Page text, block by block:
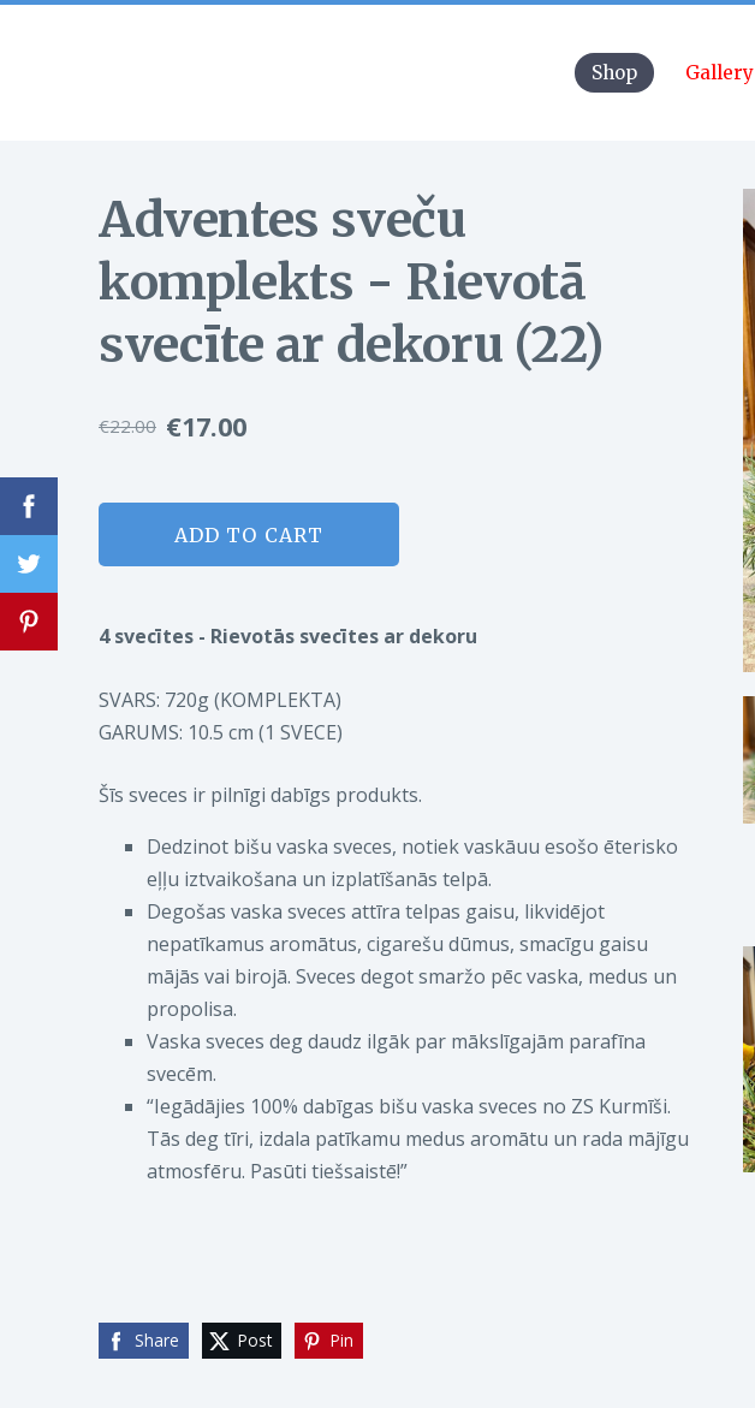
Shop Gallery
Adventes sveču
komplekts - Rievotā
svecīte ar dekoru (22)
€22.00 €17.00
ADD TO CART
4 svecītes - Rievotās svecītes ar dekoru
SVARS: 720g (KOMPLEKTA)
GARUMS: 10.5 cm (1 SVECE)
Šīs sveces ir pilnīgi dabīgs produkts.
Dedzinot bišu vaska sveces, notiek vaskāuu esošo ēterisko
eļļu iztvaikošana un izplatīšanās telpā.
Degošas vaska sveces attīra telpas gaisu, likvidējot
nepatīkamus aromātus, cigarešu dūmus, smacīgu gaisu
mājās vai birojā. Sveces degot smaržo pēc vaska, medus un
propolisa.
Vaska sveces deg daudz ilgāk par mākslīgajām parafīna
svecēm.
“Iegādājies 100% dabīgas bišu vaska sveces no ZS Kurmīši.
Tās deg tīri, izdala patīkamu medus aromātu un rada mājīgu
atmosfēru. Pasūti tiešsaistē!”
Share Post Pin